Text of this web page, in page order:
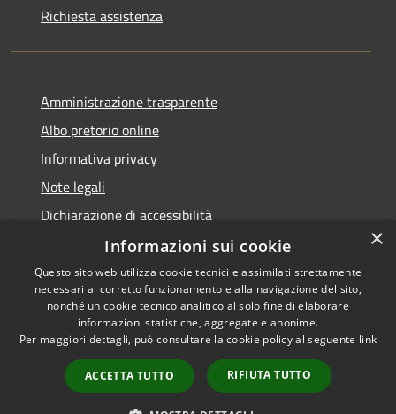
Richiesta assistenza
Amministrazione trasparente
Albo pretorio online
Informativa privacy
Note legali
Dichiarazione di accessibilità
Accessibilità
Privacy
Mappa del sito
Copyright © 2026 • Comune di
Cerro al Lambro • Powered by
Municipium•Accesso
redazione
×
Informazioni sui cookie
Questo sito web utilizza cookie tecnici e assimilati strettamente
necessari al corretto funzionamento e alla navigazione del sito,
nonché un cookie tecnico analitico al solo fine di elaborare
informazioni statistiche, aggregate e anonime.
Per maggiori dettagli, può consultare la cookie policy al seguente link
ACCETTA TUTTO RIFIUTA TUTTO